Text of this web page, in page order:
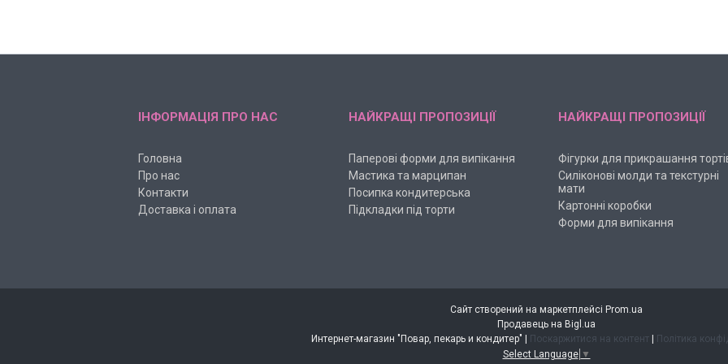
ІНФОРМАЦІЯ ПРО НАС
Головна
Про нас
Контакти
Доставка і оплата
НАЙКРАЩІ ПРОПОЗИЦІЇ
Паперові форми для випікання
Мастика та марципан
Посипка кондитерська
Підкладки під торти
НАЙКРАЩІ ПРОПОЗИЦІЇ
Фігурки для прикрашання
Силіконові молди та текстурні
мати
Картонні коробки
Форми для випікання
Сайт створений на маркетплейсі Prom.ua
Продавець на Bigl.ua
Поскаржитися на контент
Політика
Select Language ▼